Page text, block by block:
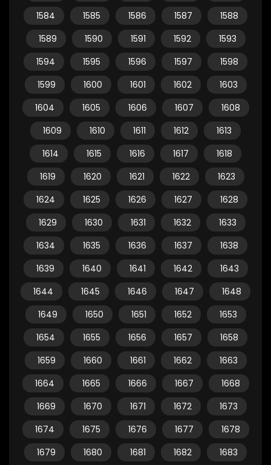
1584
1585 1586 1587
1588
1589
1590 1591 1592
1593
1594
1595 1596 1597
1598
1599
1600 1601 1602
1603
1604
1605 1606 1607
1608
1609
1610 1611 1612
1613
1614
1615 1616 1617
1618
1619
1620 1621 1622
1623
1624
1625 1626 1627
1628
1629
1630 1631 1632
1633
1634
1635 1636 1637
1638
1639
1640 1641 1642
1643
1644
1645 1646 1647
1648
1649
1650 1651 1652
1653
1654
1655 1656 1657
1658
1659
1660 1661 1662
1663
1664
1665 1666 1667
1668
1669
1670 1671 1672
1673
1674
1675 1676 1677
1678
1679
1680 1681 1682
1683